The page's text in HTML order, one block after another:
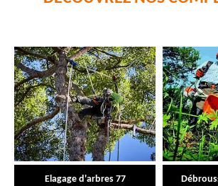
Elagage d'arbres 77